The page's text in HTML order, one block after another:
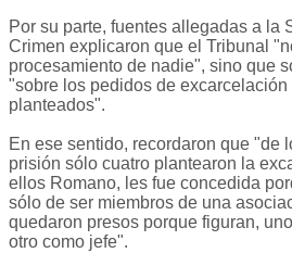
Por su parte, fuentes allegadas a la
Crimen explicaron que el Tribunal
procesamiento de nadie", sino que
"sobre los pedidos de excarcelación
planteados".
En ese sentido, recordaron que "de
prisión sólo cuatro plantearon la
ellos Romano, les fue concedida
sólo de ser miembros de una
quedaron presos porque figuran,
otro como jefe".